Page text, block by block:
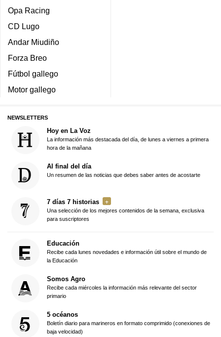
Opa Racing
CD Lugo
Andar Miudiño
Forza Breo
Fútbol gallego
Motor gallego
NEWSLETTERS
Hoy en La Voz
La información más destacada del día, de lunes a viernes a primera
hora de la mañana
Al final del día
Un resumen de las noticias que debes saber antes de acostarte
7 días 7 historias
Una selección de los mejores contenidos de la semana, exclusiva
para suscriptores
Educación
Recibe cada lunes novedades e información útil sobre el mundo de
la Educación
Somos Agro
Recibe cada miércoles la información más relevante del sector
primario
5 océanos
Boletín diario para marineros en formato comprimido (conexiones de
baja velocidad)